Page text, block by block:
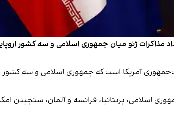
دیپلماتیک گزارش داد مذاکرات ژنو میان جمهوری اسلامی و
آمریکا است که جمهوری اسلامی و سه
اسلامی، بریتانیا، فرانسه و آلمان، سنجیدن